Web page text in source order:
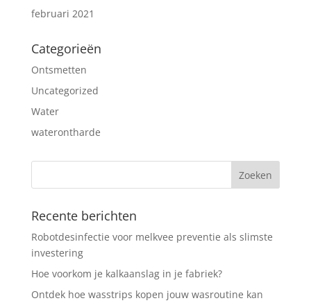
februari 2021
Categorieën
Ontsmetten
Uncategorized
Water
waterontharde
Recente berichten
Robotdesinfectie voor melkvee preventie als slimste
investering
Hoe voorkom je kalkaanslag in je fabriek?
Ontdek hoe wasstrips kopen jouw wasroutine kan